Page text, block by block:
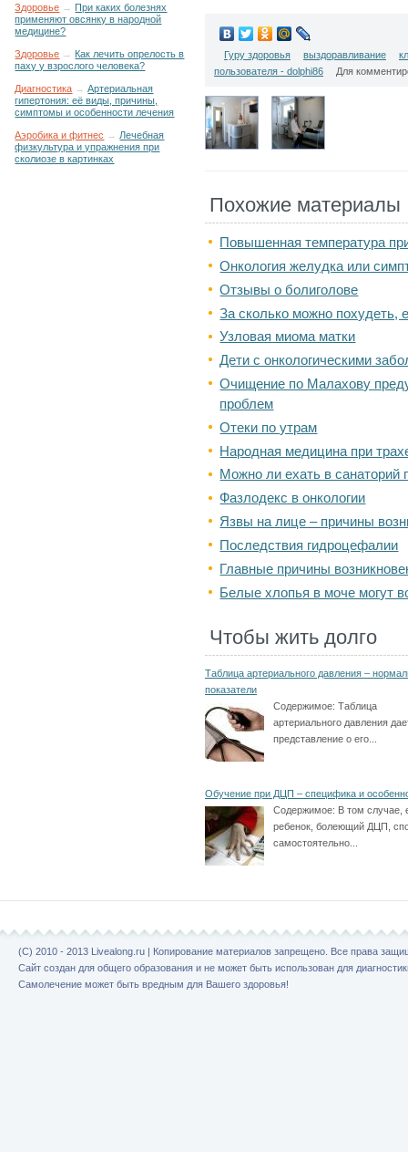
Гуру здоровья выздоравливание
пользователя - dolphi86
Для
Похожие материалы
Повышенная температура
Онкология желудка или
Отзывы о болиголове
За сколько можно похудеть,
Узловая миома матки
Дети с онкологическими
Очищение по Малахову
проблем
Отеки по утрам
Народная медицина при
Можно ли ехать в санаторий
Фазлодекс в онкологии
Язвы на лице – причины
Последствия гидроцефалии
Главные причины
Белые хлопья в моче могут
Чтобы жить долго
Таблица артериального давления –
показатели
Содержимое: Таблица
артериального давления
представление о его...
Обучение при ДЦП – специфика и
Содержимое: В том случае,
ребенок, болеющий ДЦП,
самостоятельно...
Здоровье → При каких болезнях
применяют овсянку в народной
медицине?
Здоровье → Как лечить опрелость в
паху у взрослого человека?
Диагностика →Артериальная
гипертония: её виды, причины,
симптомы и особенности лечения
Аэробика и фитнес → Лечебная
физкультура и упражнения при
сколиозе в картинках
(C) 2010 - 2013 Livealong.ru | Копирование материалов запрещено. Все права
Сайт создан для общего образования и не может быть использован для
Самолечение может быть вредным для Вашего здоровья!